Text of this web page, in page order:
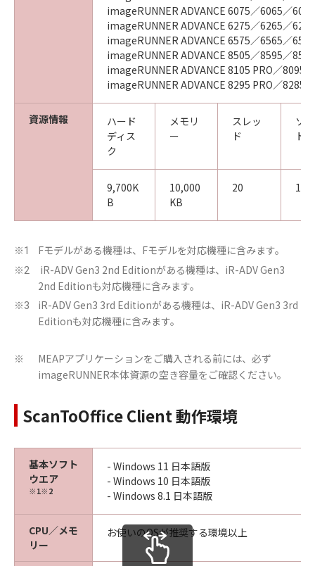
imageRUNNER ADVANCE 6075／6065／6055
imageRUNNER ADVANCE 6275／6265／6255
imageRUNNER ADVANCE 6575／6565／
imageRUNNER ADVANCE 8505／8595／8585
imageRUNNER ADVANCE 8105 PRO／8095
imageRUNNER ADVANCE 8295 PRO／8285
資源情報
ハード
ディス
ク
メモリ
ー
スレッ
ド
ソ
ト
9,700K
B
10,000
KB
20 12
※1 Fモデルがある機種は、Fモデルを対応機種に含みます。
※2
iR-ADV Gen3 2nd Editionがある機種は、iR-ADV Gen3
2nd Editionも対応機種に含みます。
※3
iR-ADV Gen3 3rd Editionがある機種は、iR-ADV Gen3 3rd
Editionも対応機種に含みます。
※
MEAPアプリケーションをご購入される前には、必ず
imageRUNNER本体資源の空き容量をご確認ください。
ScanToOffice Client 動作環境
基本ソフト
ウエア
※1※2
- Windows 11 日本語版
- Windows 10 日本語版
- Windows 8.1 日本語版
CPU／メモ
リー
お使いのOSが推奨する環境以上